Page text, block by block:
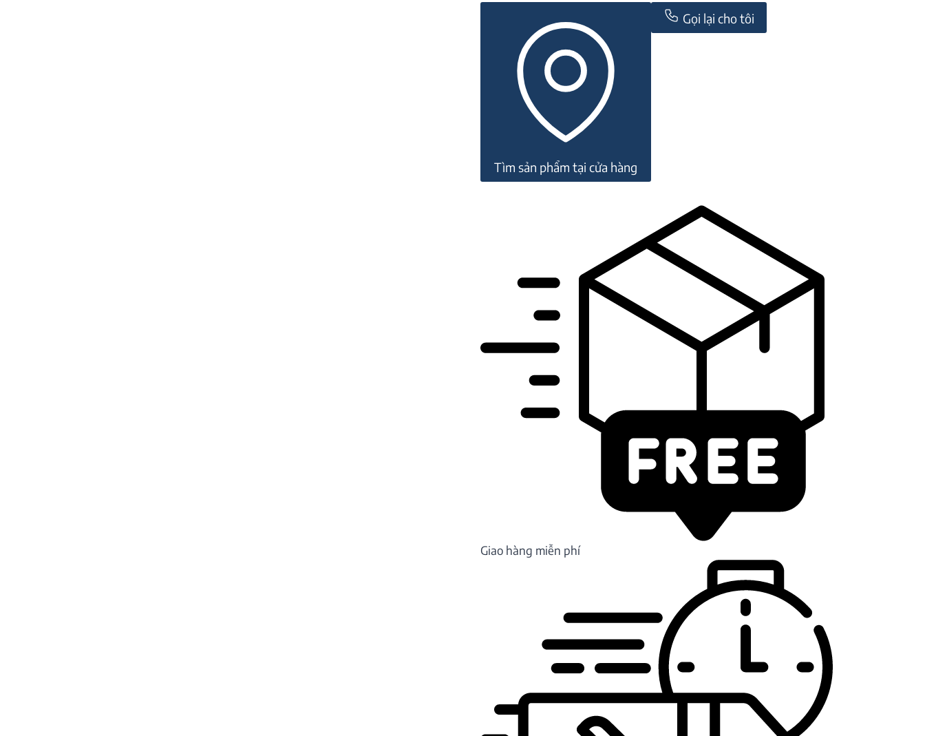
Tìm sản phẩm tại cửa hàng
Gọi lại cho tôi
Giao hàng miễn phí